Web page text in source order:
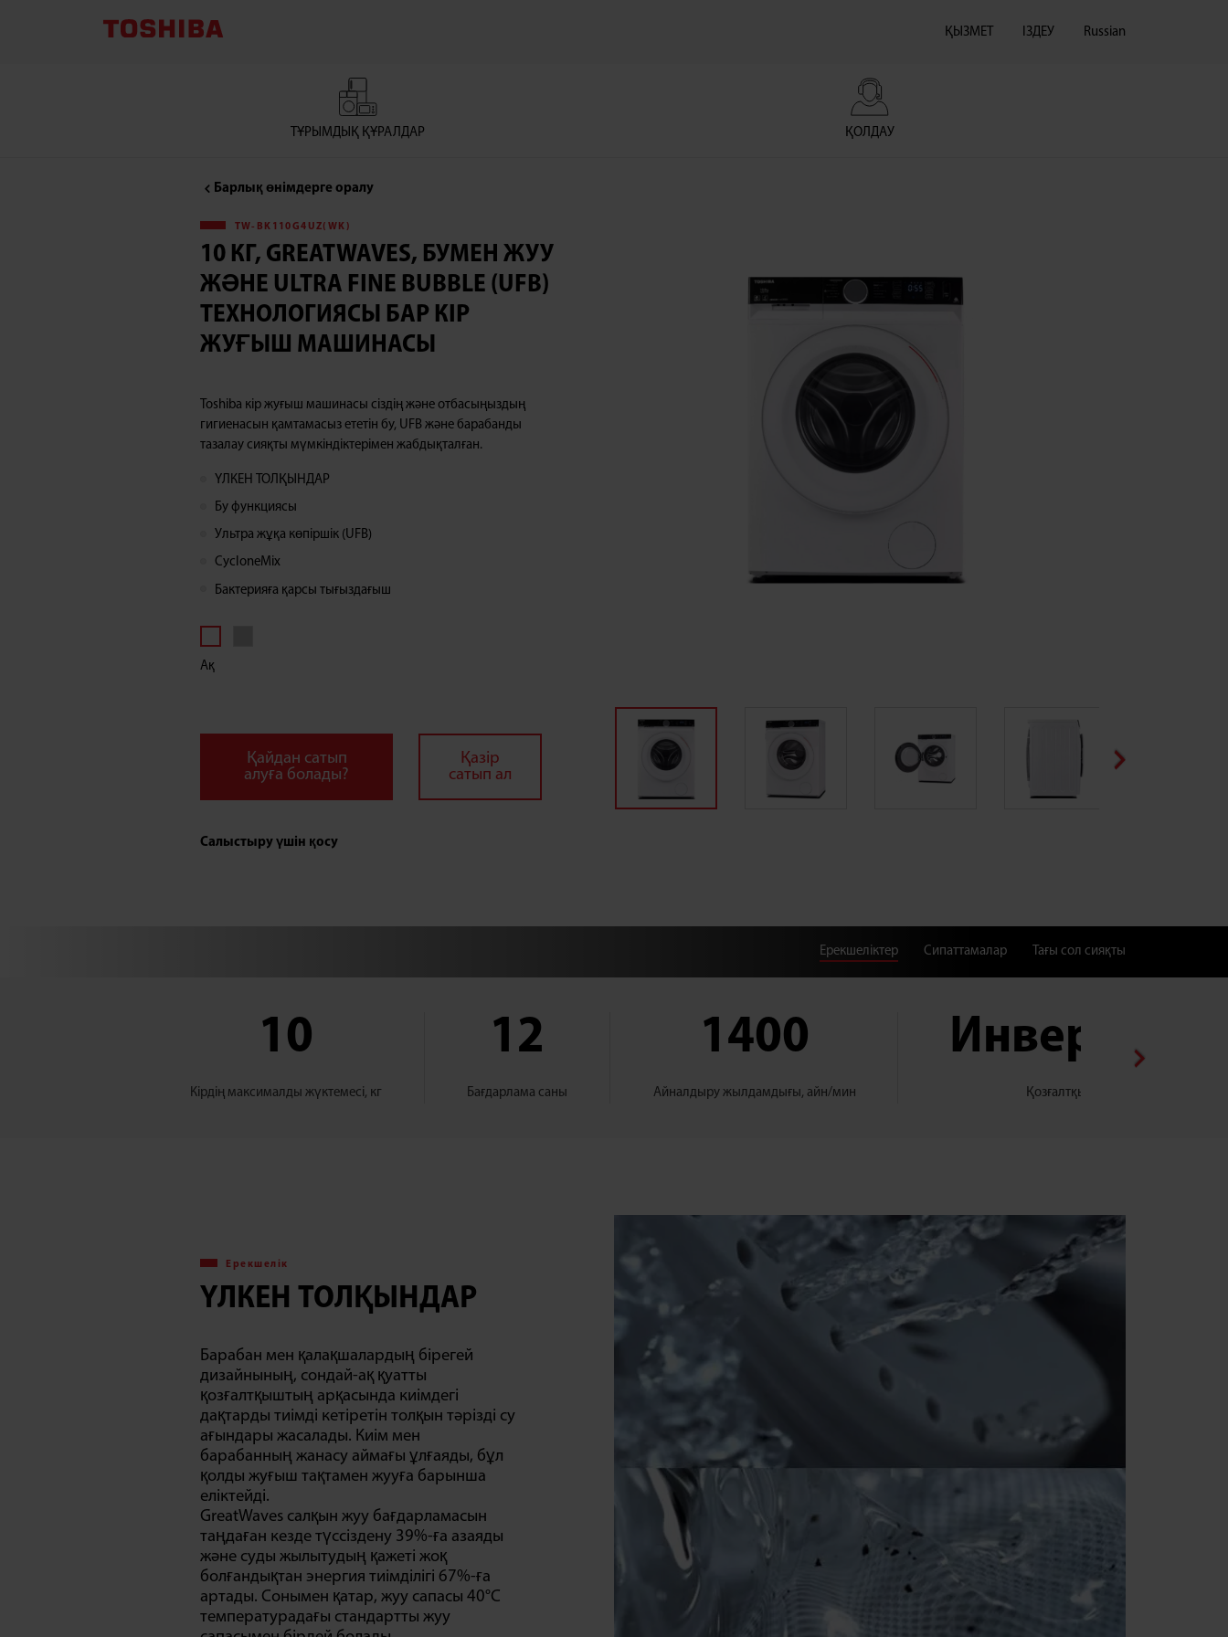
ТЕХНОЛОГИЯСЫ
ТҰРЫМДЫҚ ҚҰРАЛДАР ҚОЛДАУ
ҚЫЗМЕТ ІЗДЕУ Russian
Барлық өнімдерге оралу
TW-BK110G4UZ(WK)
10 КГ, GREATWAVES, БУМЕН ЖУУ
ЖӘНЕ ULTRA FINE BUBBLE (UFB)
ТЕХНОЛОГИЯСЫ БАР КІР
ЖУҒЫШ МАШИНАСЫ
Toshiba кір жуғыш машинасы сіздің және отбасыңыздың
гигиенасын қамтамасыз ететін бу, UFB және барабанды
тазалау сияқты мүмкіндіктерімен жабдықталған.
ҮЛКЕН ТОЛҚЫНДАР
Бу функциясы
Ультра жұқа көпіршік (UFB)
CycloneMix
Бактерияға қарсы тығыздағыш
Ақ
Қайдан сатып
алуға болады?
Қазір
сатып ал
Салыстыру үшін қосу
Ерекшеліктер Сипаттамалар Тағы сол сияқты
10
Кірдің максималды жүктемесі, кг
12
Бағдарлама саны
1400
Айналдыру жылдамдығы, айн/мин
Инвертор
Қозғалтқыш
Ерекшелік
ҮЛКЕН ТОЛҚЫНДАР
Барабан мен қалақшалардың бірегей
дизайнының, сондай-ақ қуатты
қозғалтқыштың арқасында киімдегі
дақтарды тиімді кетіретін толқын тәрізді су
ағындары жасалады. Киім мен
барабанның жанасу аймағы ұлғаяды, бұл
қолды жуғыш тақтамен жууға барынша
еліктейді.
GreatWaves салқын жуу бағдарламасын
таңдаған кезде түссіздену 39%-ға азаяды
және суды жылытудың қажеті жоқ
болғандықтан энергия тиімділігі 67%-ға
артады. Сонымен қатар, жуу сапасы 40°C
температурадағы стандартты жуу